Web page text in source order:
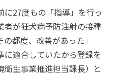
27度もの「指導」を行っ
者が狂犬病予防注射の接種
都度、改善があった」
に適合していたから登録を
生事業推進担当課長）と